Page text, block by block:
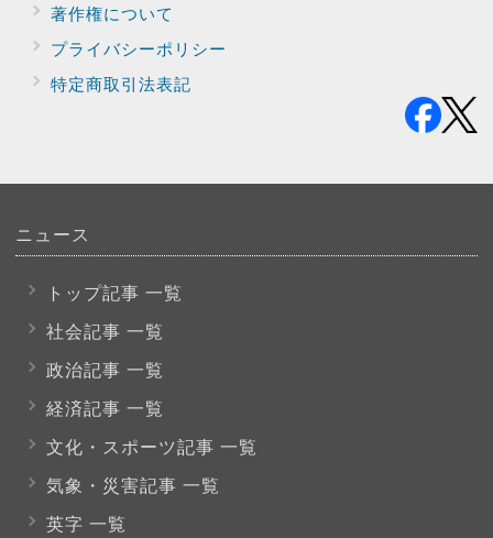
著作権について
プライバシーポリシー
特定商取引法表記
ニュース
トップ記事 一覧
社会記事 一覧
政治記事 一覧
経済記事 一覧
文化・スポーツ記事 一覧
気象・災害記事 一覧
英字 一覧